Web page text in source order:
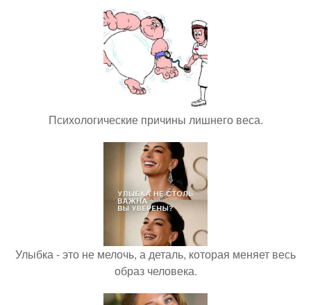
Психологические причины лишнего веса.
Улыбка - это не мелочь, а деталь, которая меняет весь
образ человека.